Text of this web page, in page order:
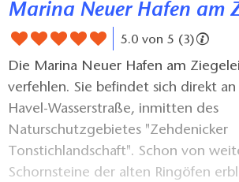
Marina Neuer Hafen am
5.0 von 5 (3)
Die Marina Neuer Hafen am
verfehlen. Sie befindet sich direkt
Havel-Wasserstraße, inmitten des
Naturschutzgebietes "Zehdenicker
Tonstichlandschaft". Schon von
Schornsteine der alten Ringöfen